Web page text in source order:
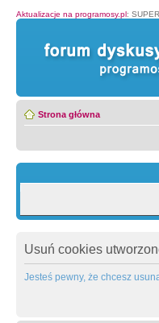
Aktualizacje na programosy.pl:
Strona główna
Usuń cookies
Jesteś pewny, że chcesz